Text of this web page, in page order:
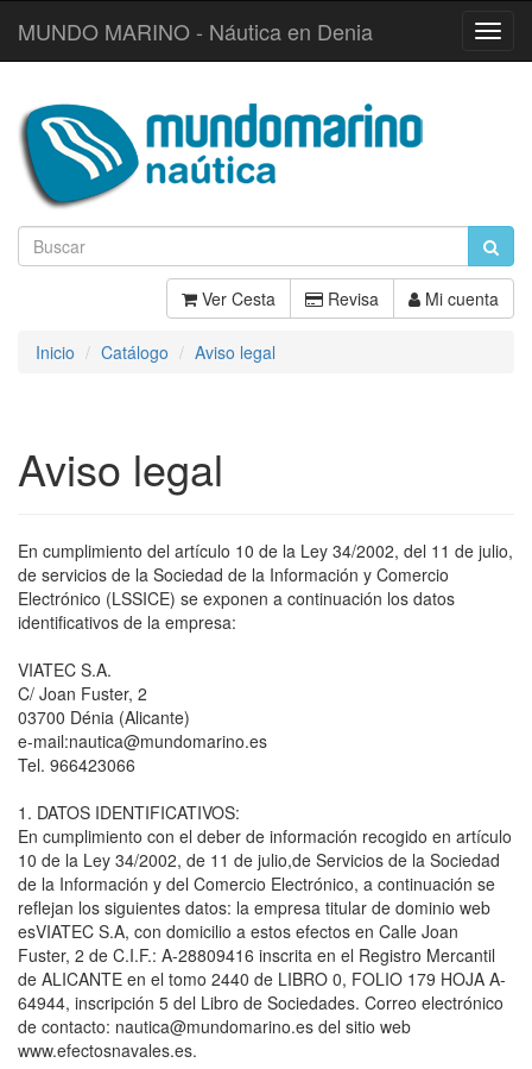
MUNDO MARINO - Náutica en Denia
Ver Cesta Revisa Mi cuenta
Inicio Catálogo Aviso legal
Aviso legal
En cumplimiento del artículo 10 de la Ley 34/2002, del 11 de julio,
de servicios de la Sociedad de la Información y Comercio
Electrónico (LSSICE) se exponen a continuación los datos
identificativos de la empresa:
VIATEC S.A.
C/ Joan Fuster, 2
03700 Dénia (Alicante)
e-mail:nautica@mundomarino.es
Tel. 966423066
1. DATOS IDENTIFICATIVOS:
En cumplimiento con el deber de información recogido en artículo
10 de la Ley 34/2002, de 11 de julio,de Servicios de la Sociedad
de la Información y del Comercio Electrónico, a continuación se
reflejan los siguientes datos: la empresa titular de dominio web
esVIATEC S.A, con domicilio a estos efectos en Calle Joan
Fuster, 2 de C.I.F.: A-28809416 inscrita en el Registro Mercantil
de ALICANTE en el tomo 2440 de LIBRO 0, FOLIO 179 HOJA A-
64944, inscripción 5 del Libro de Sociedades. Correo electrónico
de contacto: nautica@mundomarino.es del sitio web
www.efectosnavales.es.